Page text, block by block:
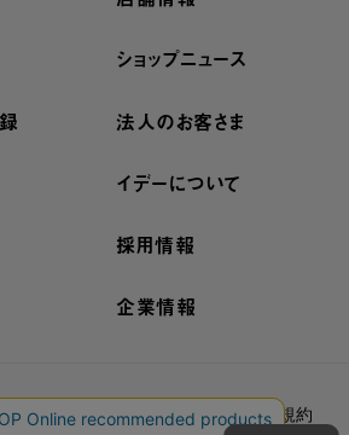
ショップニュース
法人のお客さま
イデーについて
採用情報
企業情報
外部送信ポリシー ご利用規約